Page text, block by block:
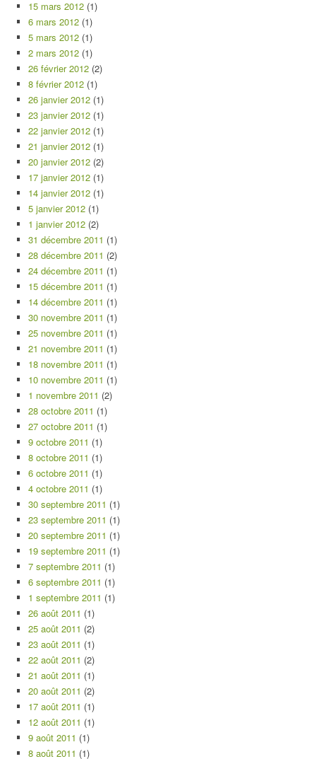
15 mars 2012 (1)
6 mars 2012 (1)
5 mars 2012 (1)
2 mars 2012 (1)
26 février 2012 (2)
8 février 2012 (1)
26 janvier 2012 (1)
23 janvier 2012 (1)
22 janvier 2012 (1)
21 janvier 2012 (1)
20 janvier 2012 (2)
17 janvier 2012 (1)
14 janvier 2012 (1)
5 janvier 2012 (1)
1 janvier 2012 (2)
31 décembre 2011 (1)
28 décembre 2011 (2)
24 décembre 2011 (1)
15 décembre 2011 (1)
14 décembre 2011 (1)
30 novembre 2011 (1)
25 novembre 2011 (1)
21 novembre 2011 (1)
18 novembre 2011 (1)
10 novembre 2011 (1)
1 novembre 2011 (2)
28 octobre 2011 (1)
27 octobre 2011 (1)
9 octobre 2011 (1)
8 octobre 2011 (1)
6 octobre 2011 (1)
4 octobre 2011 (1)
30 septembre 2011 (1)
23 septembre 2011 (1)
20 septembre 2011 (1)
19 septembre 2011 (1)
7 septembre 2011 (1)
6 septembre 2011 (1)
1 septembre 2011 (1)
26 août 2011 (1)
25 août 2011 (2)
23 août 2011 (1)
22 août 2011 (2)
21 août 2011 (1)
20 août 2011 (2)
17 août 2011 (1)
12 août 2011 (1)
9 août 2011 (1)
8 août 2011 (1)